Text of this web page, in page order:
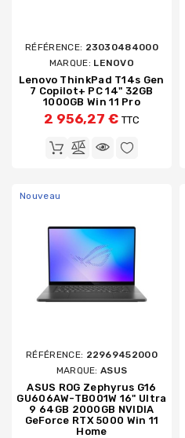
RÉFÉRENCE: 23030484000
MARQUE: LENOVO
Lenovo ThinkPad T14s Gen
7 Copilot+ PC 14" 32GB
1000GB Win 11 Pro
2 956,27 € TTC
Nouveau
RÉFÉRENCE: 22969452000
MARQUE:ASUS
ASUS ROG Zephyrus G16
GU606AW-TB001W 16" Ultra
9 64GB 2000GB NVIDIA
GeForce RTX 5000 Win 11
Home